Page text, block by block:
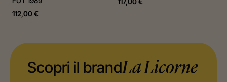
112,00€
Scopri il brandLa Licorne